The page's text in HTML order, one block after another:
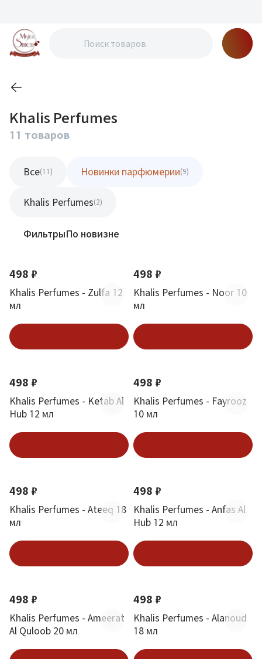
Khalis Perfumes
11 товаров
Все(11) Новинки парфюмерии(9)
Khalis Perfumes(2)
ФильтрыПо новизне
498 ₽
Khalis Perfumes - Zulfa 12
мл
498 ₽
Khalis Perfumes - Noor 10
мл
498 ₽
Khalis Perfumes - Ketab Al
Hub 12 мл
498 ₽
Khalis Perfumes - Fayrooz
10 мл
498 ₽
Khalis Perfumes - Ateeq 18
мл
498 ₽
Khalis Perfumes - Anfas Al
Hub 12 мл
498 ₽
Khalis Perfumes - Ameerat
Al Quloob 20 мл
498 ₽
Khalis Perfumes - Alanoud
18 мл